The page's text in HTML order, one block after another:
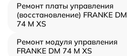
Ремонт платы управления
(восстановление) FRANKE DM
74 M XS
Ремонт модуля управления
FRANKE DM 74 M XS